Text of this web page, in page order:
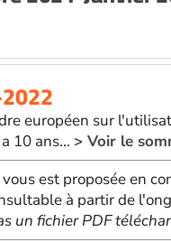
européen sur
10 ans... > Voir le
vous est proposée en
à partir de
un fichier PDF